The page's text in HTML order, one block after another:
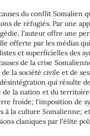
du conflit Somalien
de réfugiés. Par une
l'auteur offre une
offerte par les médias
et superficielles des
de la crise
la société civile et de
qui résulte
de la nation et du
froide; l'imposition de
à la culture Somalienne;
claniques par l'élite